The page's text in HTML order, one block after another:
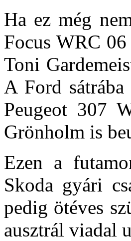
Ha ez még
Focus WRC
Toni
A Ford
Peugeot 307
Grönholm is
Ezen a
Skoda gyári
pedig ötéves
ausztrál viadal